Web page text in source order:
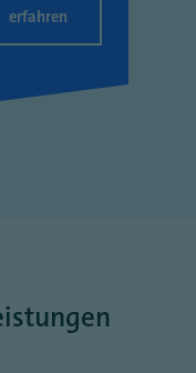
erfahren